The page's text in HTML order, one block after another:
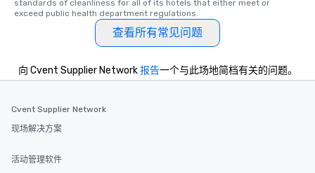
standards of cleanliness for all of its hotels that either meet or
exceed public health department regulations.
查看所有常见问题
向 Cvent Supplier Network报告一个与此场地简档有关的问题。
Cvent Supplier Network
现场解决方案
活动管理软件